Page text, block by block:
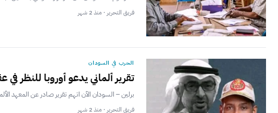
فريق التحرير · منذ 2 شهر
الحرب في السودان
تقرير ألماني يدعو أوروبا للنظر
برلين – السودان الآن اتهم تقرير صادر عن المعهد
فريق التحرير · منذ 2 شهر